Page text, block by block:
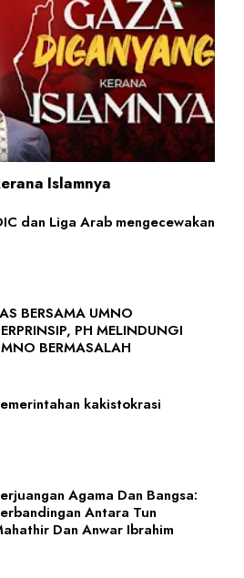
Islamnya
dan Liga Arab mengecewakan
BERSAMA UMNO
PH MELINDUNGI
BERMASALAH
kakistokrasi
Agama Dan Bangsa:
Antara Tun
Dan Anwar Ibrahim